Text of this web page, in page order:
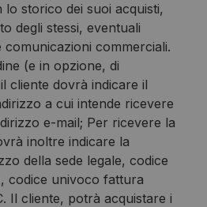
storico dei suoi acquisti,
degli stessi, eventuali
commerciali.
(e in opzione, di
cliente dovrà indicare il
a cui intende ricevere
e-mail; Per ricevere la
inoltre indicare la
della sede legale, codice
codice univoco fattura
Il cliente, potrà acquistare i